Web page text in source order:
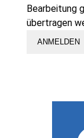
Bearbeitung
übertragen
ANMELDEN